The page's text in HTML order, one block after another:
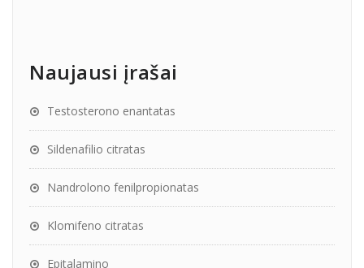
Naujausi įrašai
Testosterono enantatas
Sildenafilio citratas
Nandrolono fenilpropionatas
Klomifeno citratas
Epitalamino